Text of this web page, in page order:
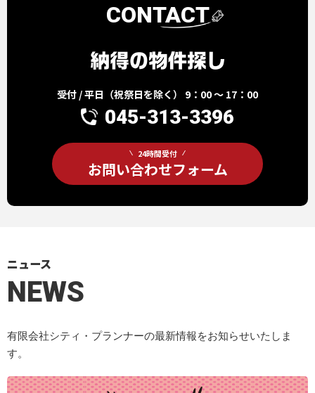
CONTACT
受付 / 平日（祝祭日を除く） 9：00 ～ 17：00
045-313-3396
24時間受付
お問い合わせフォーム
ニュース
NEWS
有限会社シティ・プランナーの最新情報をお知らせいたしま
す。